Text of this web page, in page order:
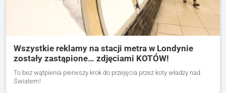
Wszystkie reklamy na stacji metra w Londynie
zostały zastąpione… zdjęciami KOTÓW!
To bez wątpienia pierwszy krok do przejęcia przez koty władzy nad
Światem!